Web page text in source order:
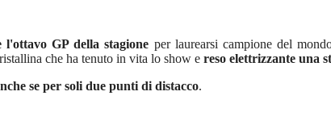
GP della stagione per laurearsi campione del
che ha tenuto in vita lo show e reso elettrizzante una
se per soli due punti di distacco.